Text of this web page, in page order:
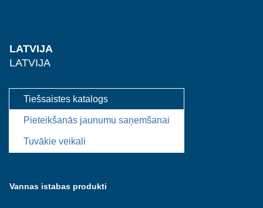
LATVIJA
LATVIJA
Tiešsaistes katalogs
Pieteikšanās jaunumu saņemšanai
Tuvākie veikali
Vannas istabas produkti